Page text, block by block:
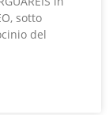
sotto
del